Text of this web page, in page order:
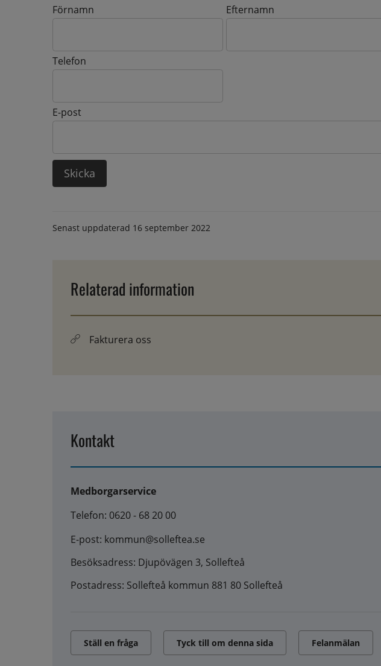
Kontaktuppgifter
Förnamn Efternamn
Telefon
E-post
Senast uppdaterad 16 september 2022
Relaterad information
Fakturera oss
Kontakt
Medborgarservice
Telefon: 0620 - 68 20 00
E-post: kommun@solleftea.se
Besöksadress: Djupövägen 3, Sollefteå
Postadress: Sollefteå kommun 881 80 Sollefteå
Ställ en fråga Tyck till om denna sida Felanmälan